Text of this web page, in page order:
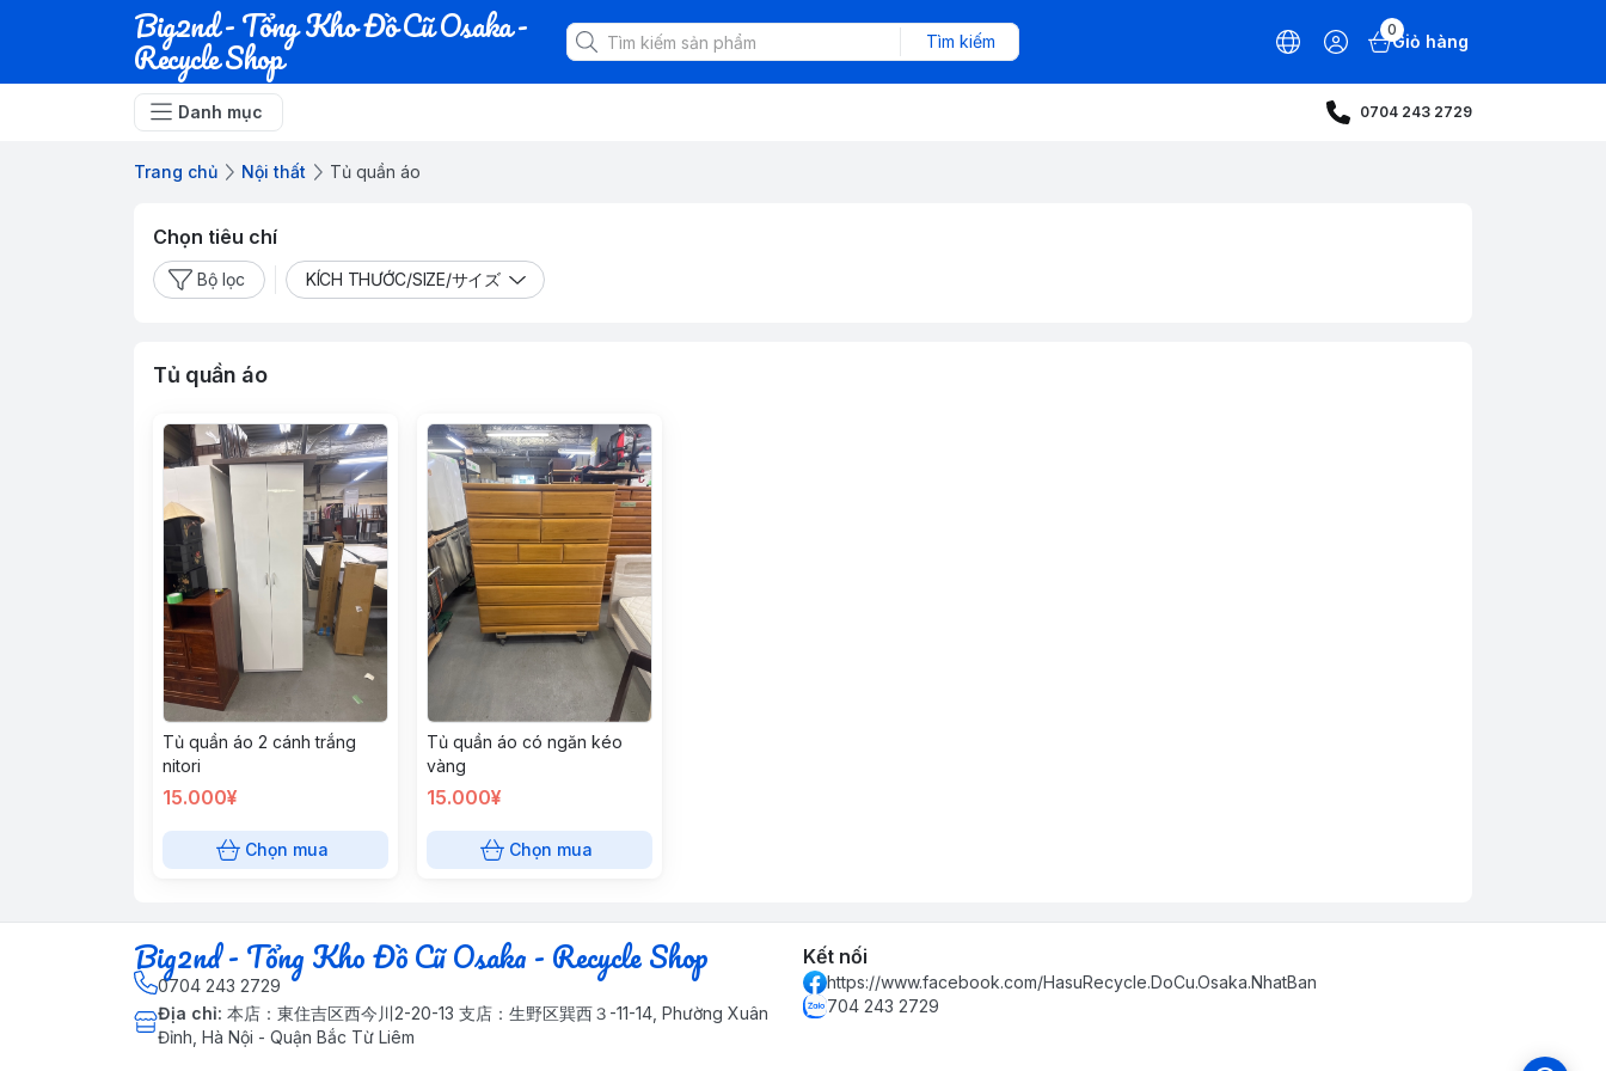
Big2nd - Tổng Kho Đồ Cũ Osaka -
Recycle Shop Tìm kiếm
0
Giỏ hàng
Danh mục 0704 243 2729
Trang chủ Nội thất Tủ quần áo
Chọn tiêu chí
Bộ lọc KÍCH THƯỚC/SIZE/サイズ
Tủ quần áo
Tủ quần áo 2 cánh trắng
nitori
15.000¥
Chọn mua
Tủ quần áo có ngăn kéo
vàng
15.000¥
Chọn mua
Big2nd - Tổng Kho Đồ Cũ Osaka - Recycle Shop
0704 243 2729
Địa chỉ: 本店：東住吉区西今川2-20-13 支店：生野区巽西３-11-14, Phường Xuân
Đỉnh, Hà Nội - Quận Bắc Từ Liêm
Kết nối
https://www.facebook.com/HasuRecycle.DoCu.Osaka.NhatBan
704 243 2729